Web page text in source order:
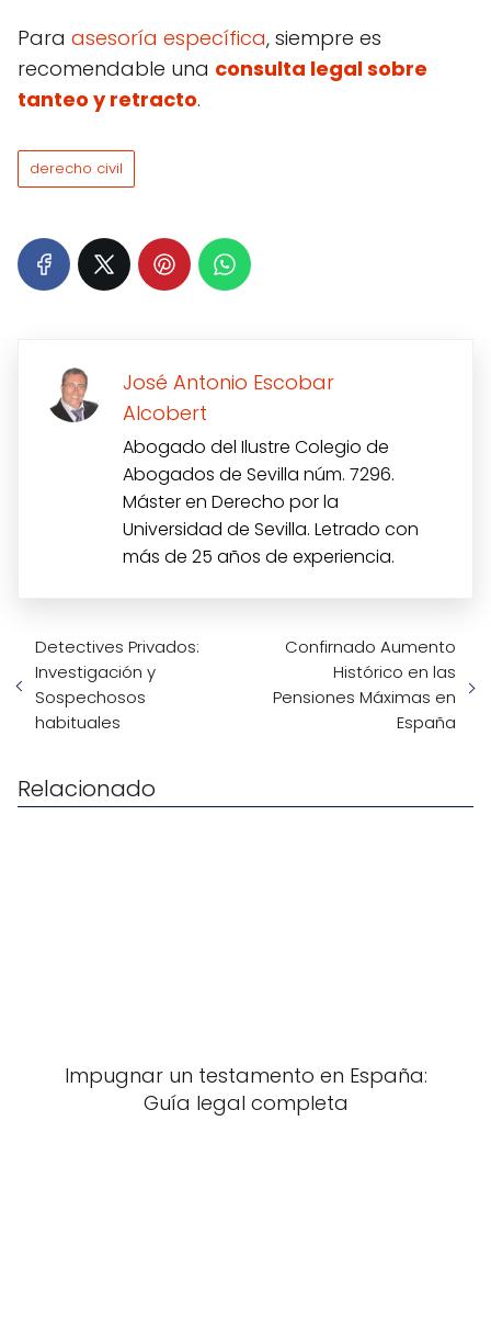
Para asesoría específica, siempre es
recomendable una consulta legal sobre
tanteo y retracto.
derecho civil
José Antonio Escobar
Alcobert
Abogado del Ilustre Colegio de
Abogados de Sevilla núm. 7296.
Máster en Derecho por la
Universidad de Sevilla. Letrado con
más de 25 años de experiencia.
Detectives Privados:
Investigación y
Sospechosos
habituales
Confirnado Aumento
Histórico en las
Pensiones Máximas en
España
Relacionado
Impugnar un testamento en España:
Guía legal completa